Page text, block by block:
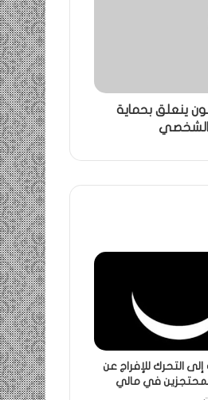
ينعلق بحماية
الشخصي
إلى التحرك للإفراج عن
المحتجزين في مالي